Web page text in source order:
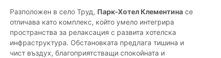
Разположен в село Труд, Парк-Хотел Клементина се
отличава като комплекс, който умело интегрира
пространства за релаксация с развита хотелска
инфраструктура. Обстановката предлага тишина и
чист въздух, благоприятстващи спокойната и